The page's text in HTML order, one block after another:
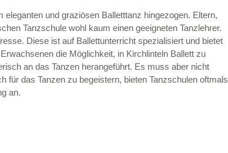
HINZUFÜGEN
— ÖFFNUNGSZEITEN
HINZUFÜGEN
und graziösen Balletttanz hingezogen. Eltern,
Tanzschule wohl kaum einen geeigneten Tanzlehrer.
Diese ist auf Ballettunterricht spezialisiert und bietet
die Möglichkeit, in Kirchlinteln Ballett zu
an das Tanzen herangeführt. Es muss aber nicht
für das Tanzen zu begeistern, bieten Tanzschulen oftmals
an.